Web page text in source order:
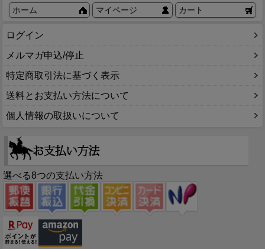
ホーム マイページ カート
ログイン
メルマガ申込/停止
特定商取引法に基づく表示
送料とお支払い方法について
個人情報の取扱いについて
選べる8つの支払い方法